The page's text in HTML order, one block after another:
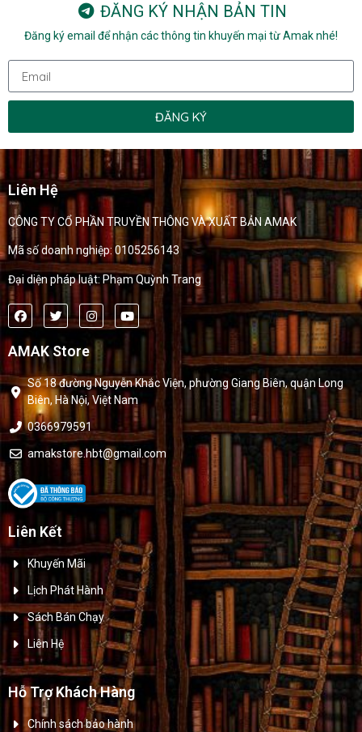
ĐĂNG KÝ NHẬN BẢN TIN
Đăng ký email để nhận các thông tin khuyến mại từ Amak nhé!
ĐĂNG KÝ
Liên Hệ
CÔNG TY CỔ PHẦN TRUYỀN THÔNG VÀ XUẤT BẢN AMAK
Mã số doanh nghiệp: 0105256143
Đại diện pháp luật: Phạm Quỳnh Trang
AMAK Store
Số 18 đường Nguyễn Khắc Viện, phường Giang Biên, quận Long
Biên, Hà Nội, Việt Nam
0366979591
amakstore.hbt@gmail.com
Liên Kết
Khuyến Mãi
Lịch Phát Hành
Sách Bán Chạy
Liên Hệ
Hỗ Trợ Khách Hàng
Chính sách bảo hành